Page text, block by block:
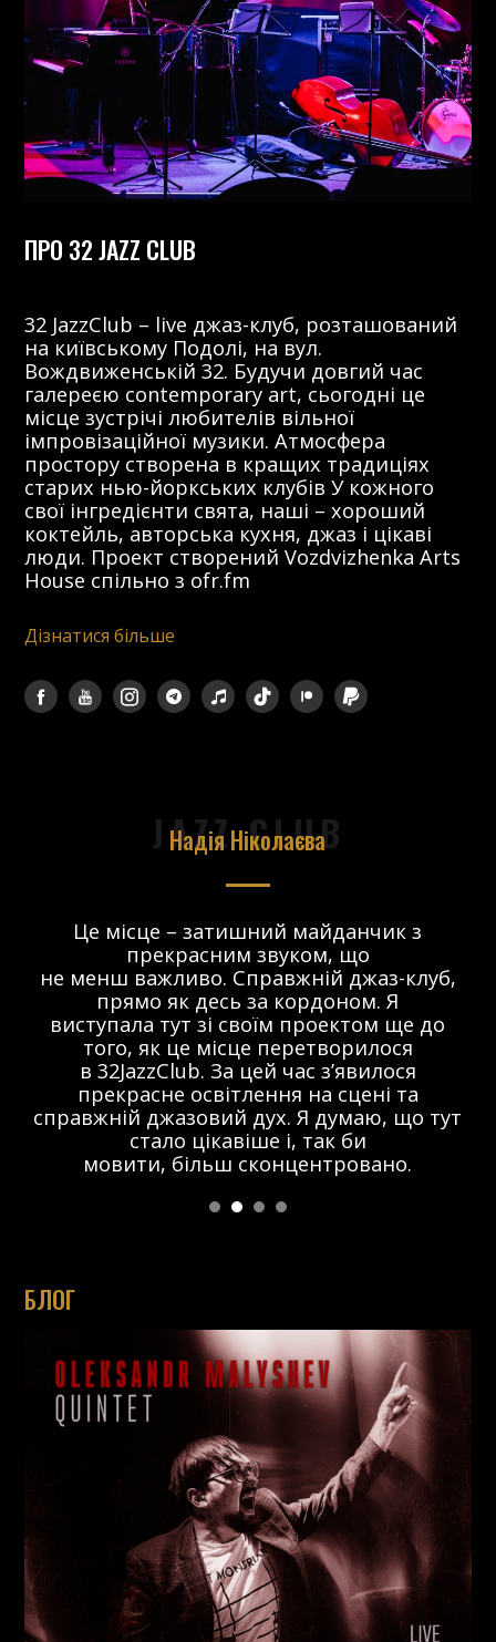
ПРО 32 JAZZ CLUB
32 JazzClub – live джаз-клуб, розташований
на київському Подолі, на вул.
Вождвиженській 32. Будучи довгий час
галереєю contemporary art, сьогодні це
місце зустрічі любителів вільної
імпровізаційної музики. Атмосфера
простору створена в кращих традиціях
старих нью-йоркських клубів У кожного
свої інгредієнти свята, наші – хороший
коктейль, авторська кухня, джаз і цікаві
люди. Проект створений Vozdvizhenka Arts
House спільно з ofr.fm
Дізнатися більше
JAZZ CLUB
Надія Ніколаєва
Це місце – затишний майданчик з
прекрасним звуком, що
не менш важливо. Справжній джаз-клуб,
прямо як десь за кордоном. Я
виступала тут зі своїм проектом ще до
того, як це місце перетворилося
в 32JazzClub. За цей час з’явилося
прекрасне освітлення на сцені та
справжній джазовий дух. Я думаю, що тут
стало цікавіше і, так би
мовити, більш сконцентровано.
БЛОГ